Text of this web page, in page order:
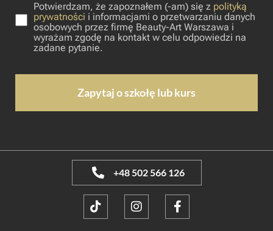
Potwierdzam, że zapoznałem (-am) się z polityką
prywatności i informacjami o przetwarzaniu danych
osobowych przez firmę Beauty-Art Warszawa i
wyrażam zgodę na kontakt w celu odpowiedzi na
zadane pytanie.
+48 502 566 126